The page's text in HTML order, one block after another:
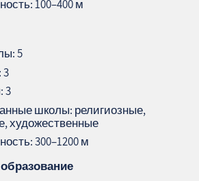
100–400 м
5
3
школы: религиозные,
художественные
300–1200 м